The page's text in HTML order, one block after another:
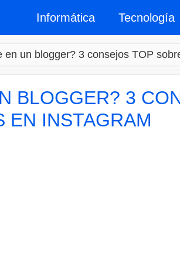
Informática Tecnología
en un blogger? 3 consejos TOP
BLOGGER? 3
EN INSTAGRAM